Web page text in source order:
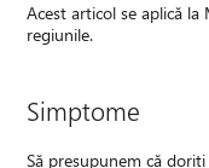
Acest articol se aplică
regiunile.
Simptome
Să presupunem că